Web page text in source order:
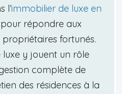
l’immobilier de luxe en
répondre aux
fortunés.
luxe y jouent un rôle
complète de
des résidences à la